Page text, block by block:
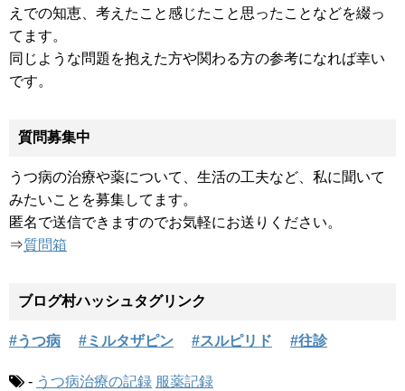
えでの知恵、考えたこと感じたこと思ったことなどを綴っ
てます。
同じような問題を抱えた方や関わる方の参考になれば幸い
です。
質問募集中
うつ病の治療や薬について、生活の工夫など、私に聞いて
みたいことを募集してます。
匿名で送信できますのでお気軽にお送りください。
⇒質問箱
ブログ村ハッシュタグリンク
#うつ病 #ミルタザピン #スルピリド #往診
- うつ病治療の記録 服薬記録